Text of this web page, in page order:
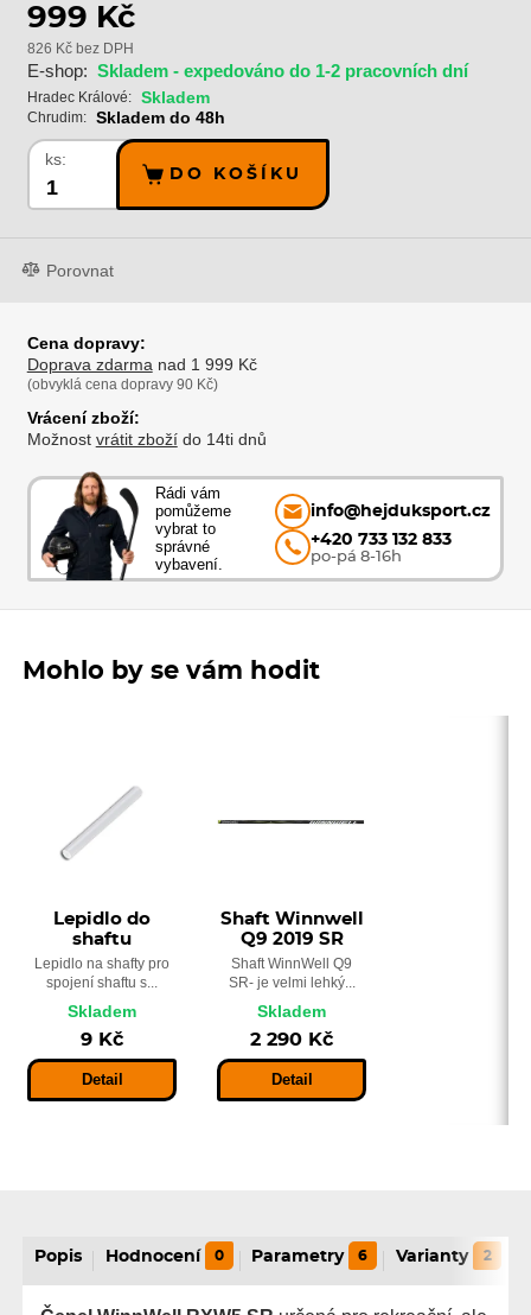
999 Kč
826 Kč bez DPH
E-shop: Skladem - expedováno do 1-2 pracovních dní
Hradec Králové: Skladem
Chrudim: Skladem do 48h
ks:
DO KOŠÍKU
Porovnat
Cena dopravy:
Doprava zdarma nad 1 999 Kč
(obvyklá cena dopravy 90 Kč)
Vrácení zboží:
Možnost vrátit zbožído 14ti dnů
Rádi vám
pomůžeme
vybrat to
správné
vybavení.
info@hejduksport.cz
+420 733 132 833
po-pá 8-16h
Mohlo by se vám hodit
Lepidlo do
shaftu
Lepidlo na shafty pro
spojení shaftu s...
Skladem
9 Kč
Detail
Shaft Winnwell
Q9 2019 SR
Shaft WinnWell Q9
SR- je velmi lehký...
Skladem
2 290 Kč
Detail
Popis Hodnocení 0 Parametry 6 Varianty 2